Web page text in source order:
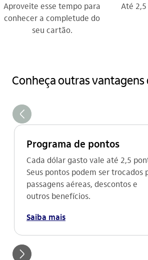
Aproveite esse tempo para
conhecer a completude do
seu cartão.
Até
Conheça outras
seta_esquerda
Programa de pontos
Cada dólar gasto vale até 2,5
Seus pontos podem ser trocados
passagens aéreas, descontos e
outros benefícios.
Saiba mais
seta_direita